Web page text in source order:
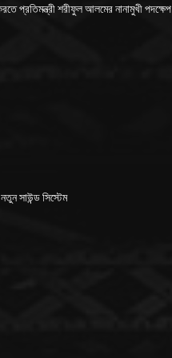
প্রতিমন্ত্রী শরীফুল আলমের নানামুখী পদক্ষেপ
সাউন্ড সিস্টেম